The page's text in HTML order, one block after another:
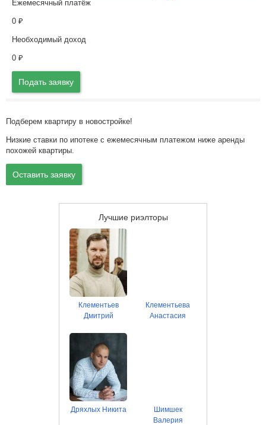
Ежемесячный платёж
0 ₽
Необходимый доход
0 ₽
Подать заявку
Подберем квартиру в новостройке!
Низкие ставки по ипотеке с ежемесячным платежом ниже аренды
похожей квартиры.
Оставить заявку
Лучшие риэлторы
Клементьев
Дмитрий
Клементьева
Анастасия
Дряхлых Никита
Шимшек
Валерия